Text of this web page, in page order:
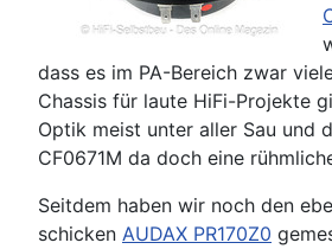
dass es im PA-Bereich zwar
Chassis für laute HiFi-Projekte
Optik meist unter aller Sau und
CF0671M da doch eine
Seitdem haben wir noch den
schicken AUDAX PR170Z0